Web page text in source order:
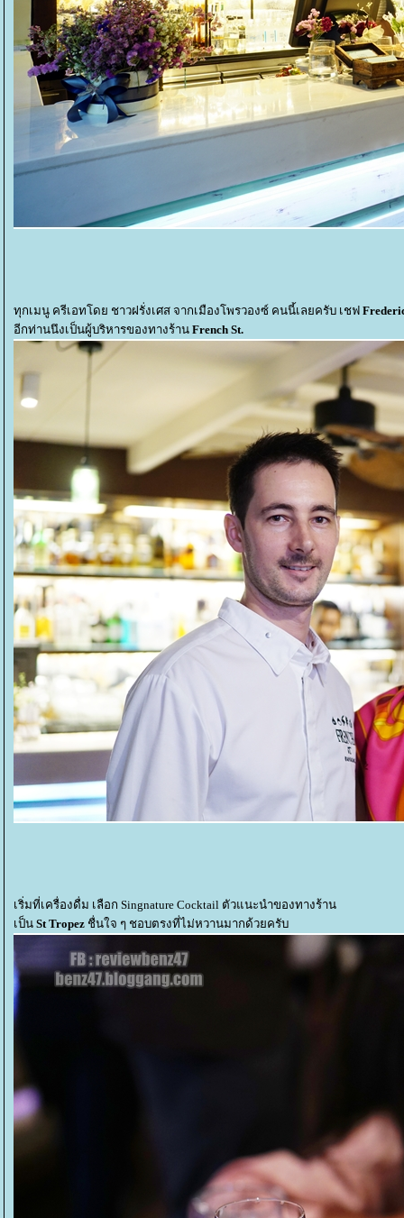
ทุกเมนู ครีเอทโดย ชาวฝรั่งเศส จากเมืองโพรวองซ์ คนนี้เลยครับ เชฟ
อีกท่านนึงเป็นผู้บริหารของทางร้าน French St.
เริ่มที่เครื่องดื่ม เลือก Singnature Cocktail ตัวแนะนำของทางร้าน
เป็น St Tropez ชื่นใจ ๆ ชอบตรงที่ไม่หวานมากด้วยครับ